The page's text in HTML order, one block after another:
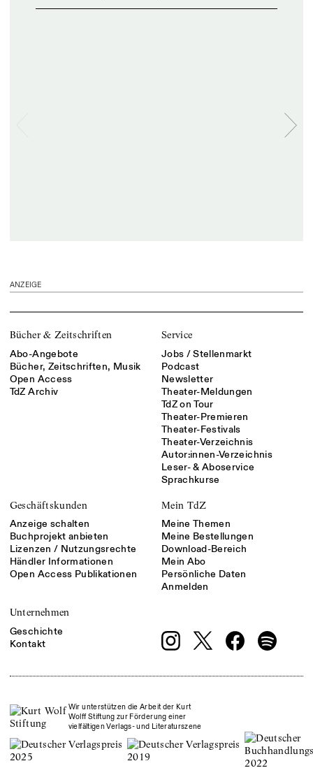
ANZEIGE
Bücher & Zeitschriften
Abo-Angebote
Bücher, Zeitschriften, Musik
Open Access
TdZ Archiv
Service
Jobs / Stellenmarkt
Podcast
Newsletter
Theater-Meldungen
TdZ on Tour
Theater-Premieren
Theater-Festivals
Theater-Verzeichnis
Autor:innen-Verzeichnis
Leser- & Aboservice
Sprachkurse
Geschäftskunden
Anzeige schalten
Buchprojekt anbieten
Lizenzen / Nutzungsrechte
Händler Informationen
Open Access Publikationen
Mein TdZ
Meine Themen
Meine Bestellungen
Download-Bereich
Mein Abo
Persönliche Daten
Anmelden
Unternehmen
Geschichte
Kontakt
Wir unterstützen die Arbeit der Kurt
Wolff Stiftung zur Förderung einer
vielfältigen Verlags- und Literaturszene